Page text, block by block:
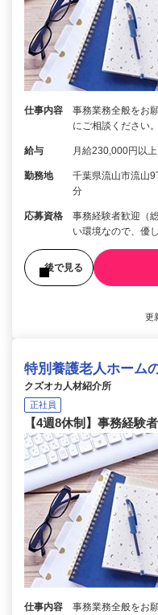
仕事内容
事務業務全般をお
にご相談ください
給与 月給230,000円以
勤務地
千葉県流山市流山
分
応募資格
事務経験者歓迎（
い環境なので、優
後で見る
更
特別養護老人ホーム
クズオカ人材紹介所
正社員
【4週8休制】事務経
仕事内容
事務業務全般をお